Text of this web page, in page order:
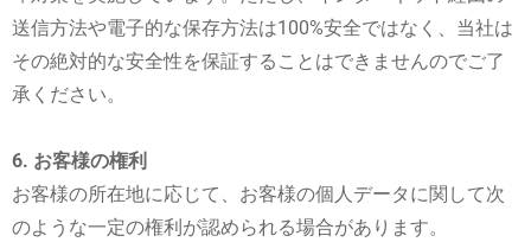
送信方法や電子的な保存方法は100%安全ではなく、当社は
その絶対的な安全性を保証することはできませんのでご了
承ください。
6. お客様の権利
お客様の所在地に応じて、お客様の個人データに関して次
のような一定の権利が認められる場合があります。